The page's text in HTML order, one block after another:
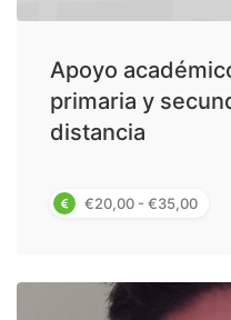
Apoyo
primaria y
distancia
€20,00 - €35,00